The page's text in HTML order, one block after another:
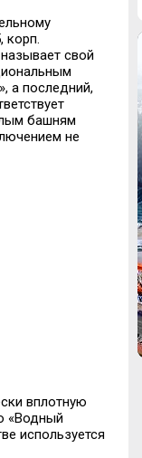
корп.
называет свой
а последний,
башням
не
вплотную
«Водный
используется